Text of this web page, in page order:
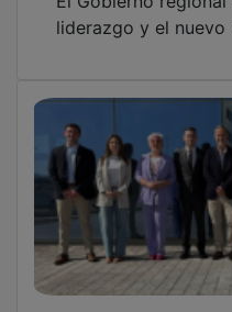
liderazgo y el nuevo